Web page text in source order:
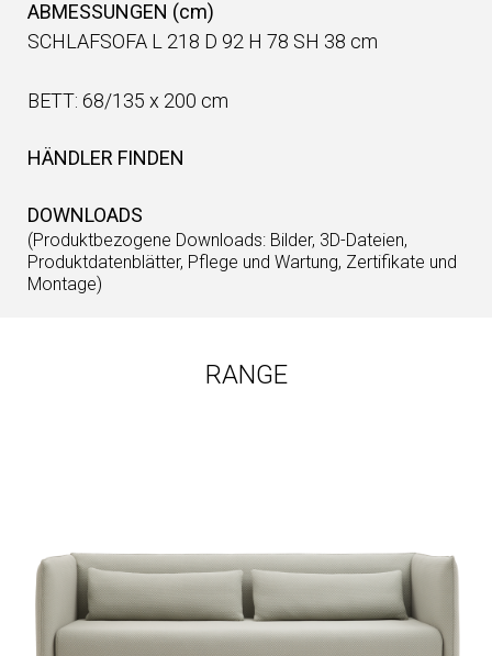
ABMESSUNGEN (cm)
SCHLAFSOFA L 218 D 92 H 78 SH 38 cm
BETT: 68/135 x 200 cm
HÄNDLER FINDEN
DOWNLOADS
(Produktbezogene Downloads: Bilder, 3D-Dateien,
Produktdatenblätter, Pflege und Wartung, Zertifikate und
Montage)
RANGE